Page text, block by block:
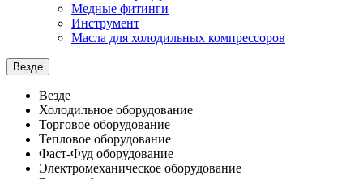
Медные фитинги
Инструмент
Масла для холодильных компрессоров
Везде
Везде
Холодильное оборудование
Торговое оборудование
Тепловое оборудование
Фаст-Фуд оборудование
Электромеханическое оборудование